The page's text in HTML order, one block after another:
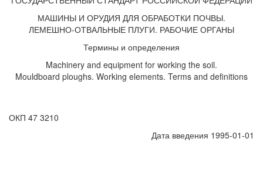
МАШИНЫ И ОРУДИЯ ДЛЯ ОБРАБОТКИ ПОЧВЫ.
ЛЕМЕШНО-ОТВАЛЬНЫЕ ПЛУГИ. РАБОЧИЕ ОРГАНЫ
Термины и определения
Machinery and equipment for working the soil.
Mouldboard ploughs. Working elements. Terms and definitions
ОКП 47 3210
Дата введения 1995-01-01